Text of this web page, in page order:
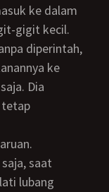
ke dalam
gigit kecil.
ke
Dia
tetap
lubang